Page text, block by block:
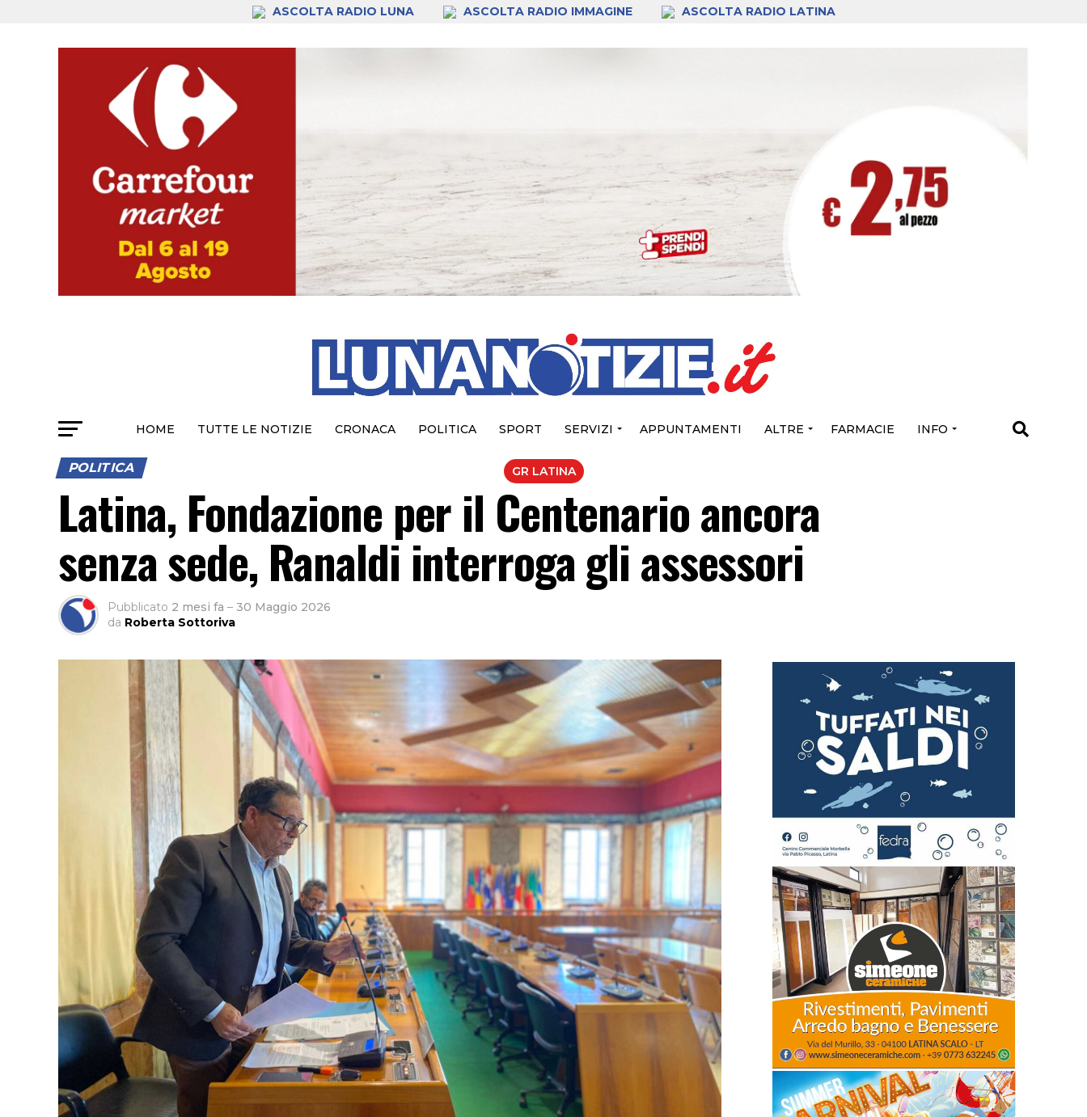
ASCOLTA RADIO LUNA ASCOLTA RADIO IMMAGINE ASCOLTA RADIO LATINA
HOME TUTTE LE NOTIZIE CRONACA POLITICA SPORT SERVIZI APPUNTAMENTI ALTRE FARMACIE INFO
GR LATINA
POLITICA
Latina, Fondazione per il Centenario ancora
senza sede, Ranaldi interroga gli assessori
Pubblicato 2 mesi fa – 30 Maggio 2026
da Roberta Sottoriva